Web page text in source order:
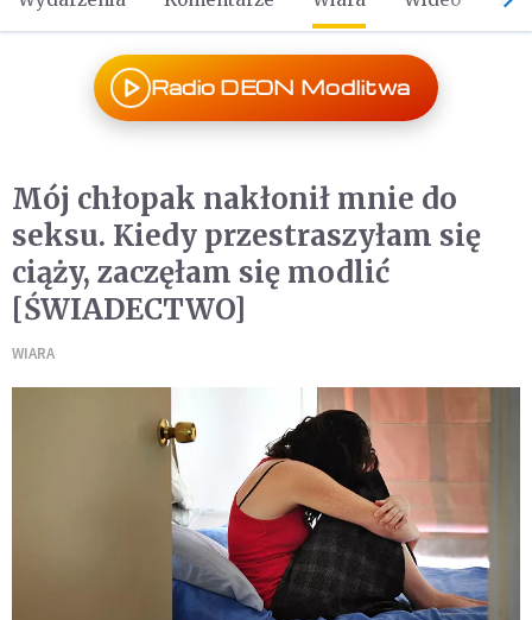
Radio DEON Modlitwa
Mój chłopak nakłonił mnie do
seksu. Kiedy przestraszyłam się
ciąży, zaczęłam się modlić
[ŚWIADECTWO]
WIARA